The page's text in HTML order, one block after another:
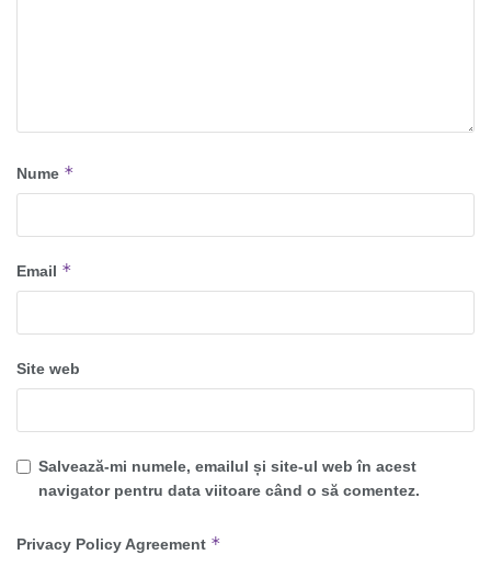
Nume *
Email *
Site web
Salvează-mi numele, emailul și site-ul web în acest
navigator pentru data viitoare când o să comentez.
Privacy Policy Agreement *